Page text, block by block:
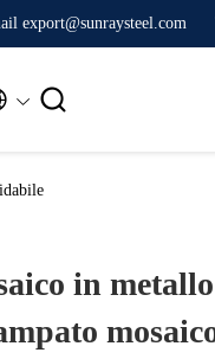
export@sunraysteel.com

in